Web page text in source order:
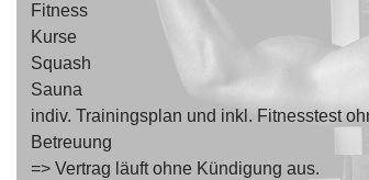
Bewegte Impression unseres Vereins.
Fitness
Kurse
Squash
Sauna
indiv. Trainingsplan und inkl. Fitnesstest
Betreuung
=> Vertrag läuft ohne Kündigung aus.